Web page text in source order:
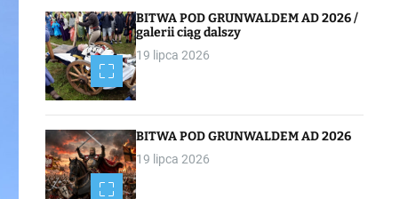
BITWA POD GRUNWALDEM AD 2026 /
galerii ciąg dalszy
19 lipca 2026
BITWA POD GRUNWALDEM AD 2026
19 lipca 2026